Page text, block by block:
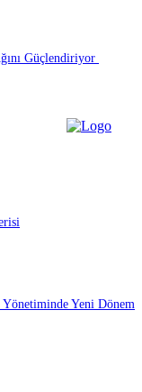
Güçlendiriyor
Yeni Dönem